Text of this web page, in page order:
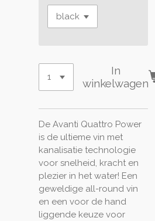
In
winkelwagen
De Avanti Quattro Power
is de ultieme vin met
kanalisatie technologie
voor snelheid, kracht en
plezier in het water! Een
geweldige all-round vin
en een voor de hand
liggende keuze voor